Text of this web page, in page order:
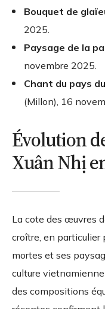
Bouquet de
2025.
Paysage de la
novembre 2025.
Chant du pays
(Millon), 16
Évolution
Xuân Nhị
La cote des œuvres
croître, en particulier
mortes et ses
culture
des compositions